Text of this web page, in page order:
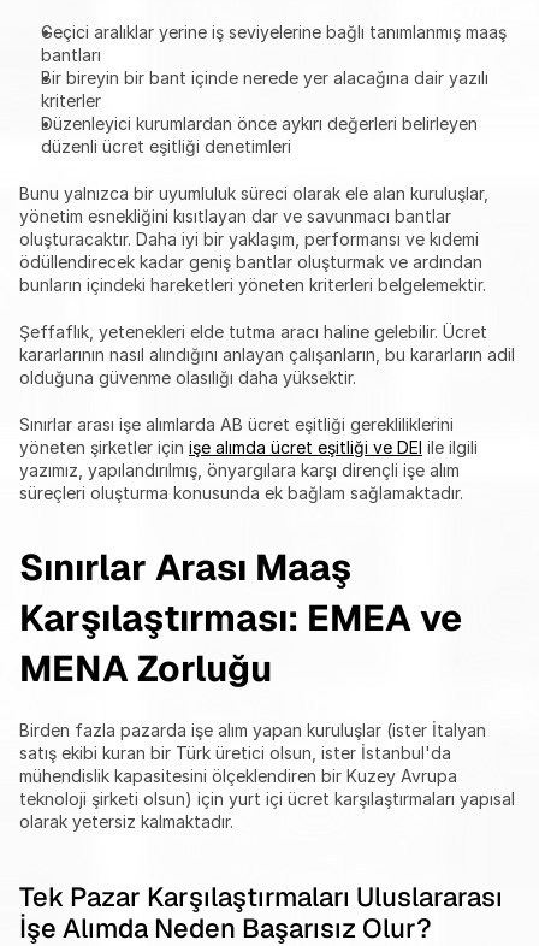
Geçici aralıklar yerine iş seviyelerine bağlı tanımlanmış maaş
bantları
Bir bireyin bir bant içinde nerede yer alacağına dair yazılı
kriterler
Düzenleyici kurumlardan önce aykırı değerleri belirleyen
düzenli ücret eşitliği denetimleri
Bunu yalnızca bir uyumluluk süreci olarak ele alan kuruluşlar,
yönetim esnekliğini kısıtlayan dar ve savunmacı bantlar
oluşturacaktır. Daha iyi bir yaklaşım, performansı ve kıdemi
ödüllendirecek kadar geniş bantlar oluşturmak ve ardından
bunların içindeki hareketleri yöneten kriterleri belgelemektir.
Şeffaflık, yetenekleri elde tutma aracı haline gelebilir. Ücret
kararlarının nasıl alındığını anlayan çalışanların, bu kararların adil
olduğuna güvenme olasılığı daha yüksektir.
Sınırlar arası işe alımlarda AB ücret eşitliği gerekliliklerini
yöneten şirketler için işe alımda ücret eşitliği ve DEI ile ilgili
yazımız, yapılandırılmış, önyargılara karşı dirençli işe alım
süreçleri oluşturma konusunda ek bağlam sağlamaktadır.
Sınırlar Arası Maaş
Karşılaştırması: EMEA ve
MENA Zorluğu
Birden fazla pazarda işe alım yapan kuruluşlar (ister İtalyan
satış ekibi kuran bir Türk üretici olsun, ister İstanbul'da
mühendislik kapasitesini ölçeklendiren bir Kuzey Avrupa
teknoloji şirketi olsun) için yurt içi ücret karşılaştırmaları yapısal
olarak yetersiz kalmaktadır.
Tek Pazar Karşılaştırmaları Uluslararası
İşe Alımda Neden Başarısız Olur?